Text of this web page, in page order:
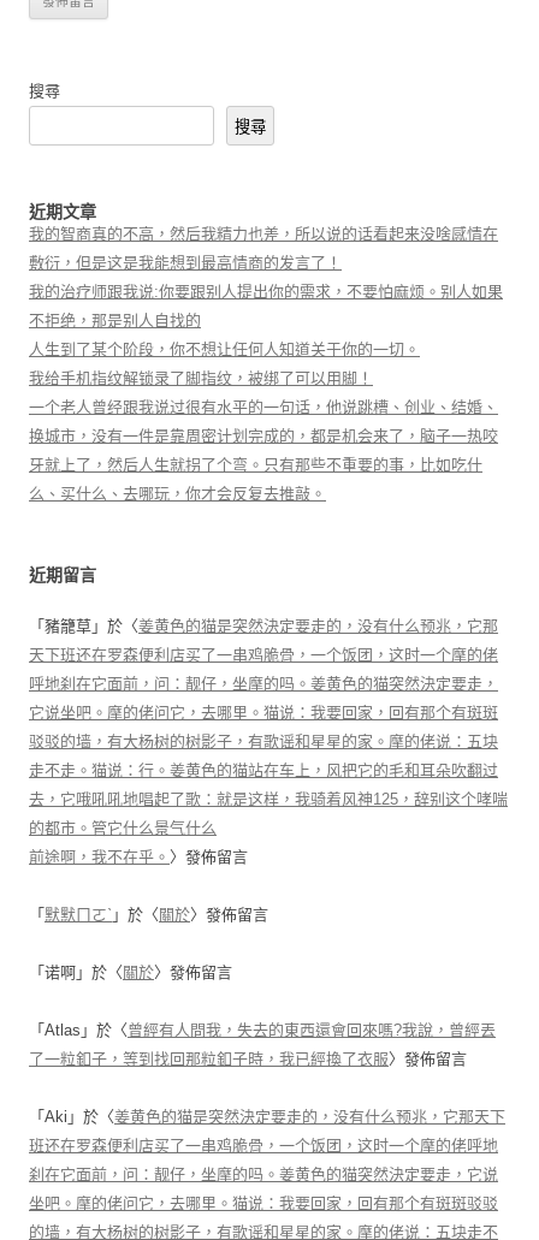
搜尋
搜尋
近期文章
我的智商真的不高，然后我精力也差，所以说的话看起来没啥感情在
敷衍，但是这是我能想到最高情商的发言了！
我的治疗师跟我说:你要跟别人提出你的需求，不要怕麻烦。别人如果
不拒绝，那是别人自找的
人生到了某个阶段，你不想让任何人知道关于你的一切。
我给手机指纹解锁录了脚指纹，被绑了可以用脚！
一个老人曾经跟我说过很有水平的一句话，他说跳槽、创业、结婚、
换城市，没有一件是靠周密计划完成的，都是机会来了，脑子一热咬
牙就上了，然后人生就拐了个弯。只有那些不重要的事，比如吃什
么、买什么、去哪玩，你才会反复去推敲。
近期留言
「 豬籠草 」於〈姜黄色的猫是突然決定要走的，没有什么预兆，它那
天下班还在罗森便利店买了一串鸡脆骨，一个饭团，这时一个摩的佬
呼地刹在它面前，问：靓仔，坐摩的吗。姜黄色的猫突然決定要走，
它说坐吧。摩的佬问它，去哪里。猫说：我要回家，回有那个有斑斑
驳驳的墙，有大杨树的树影子，有歌谣和星星的家。摩的佬说：五块
走不走。猫说：行。姜黄色的猫站在车上，风把它的毛和耳朵吹翻过
去，它哦吼吼地唱起了歌：就是这样，我骑着风神125，辞别这个哮喘
的都市。管它什么景气什么
前途啊，我不在乎。 〉發佈留言
「 默默ㄇㄛˋ 」於〈 關於〉發佈留言
「 诺啊 」於〈 關於〉發佈留言
「 Atlas 」於〈曾經有人問我，失去的東西還會回來嗎?我說，曾經丟
了一粒釦子，等到找回那粒釦子時，我已經換了衣服〉發佈留言
「 Aki 」於〈姜黄色的猫是突然決定要走的，没有什么预兆，它那天下
班还在罗森便利店买了一串鸡脆骨，一个饭团，这时一个摩的佬呼地
刹在它面前，问：靓仔，坐摩的吗。姜黄色的猫突然決定要走，它说
坐吧。摩的佬问它，去哪里。猫说：我要回家，回有那个有斑斑驳驳
的墙，有大杨树的树影子，有歌谣和星星的家。摩的佬说：五块走不